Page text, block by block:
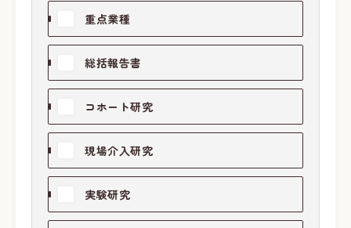
重点業種
総括報告書
コホート研究
現場介入研究
実験研究